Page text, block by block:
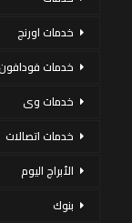
خدمات اورنج
خدمات فودافون
خدمات وى
خدمات اتصالات
الأبراج اليوم
بنوك